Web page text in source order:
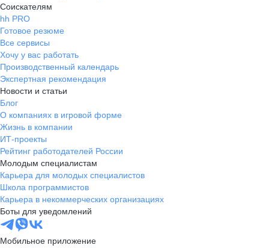
Соискателям
hh PRO
Готовое резюме
Все сервисы
Хочу у вас работать
Производственный календарь
Экспертная рекомендация
Новости и статьи
Блог
О компаниях в игровой форме
Жизнь в компании
ИТ-проекты
Рейтинг работодателей России
Молодым специалистам
Карьера для молодых специалистов
Школа программистов
Карьера в некоммерческих организациях
Боты для уведомлений
Мобильное приложение